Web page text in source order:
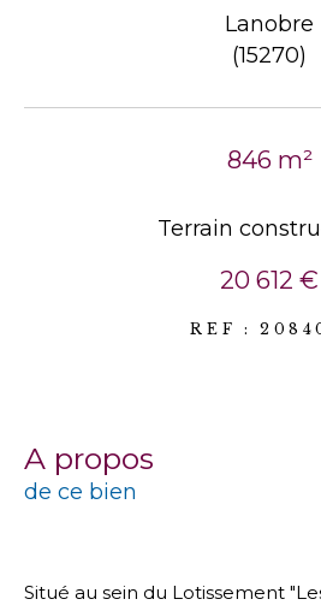
Lanobre
(15270)
846 m²
Terrain
20 612 €
REF :
a propos
de ce bien
Situé au sein du Lotissement